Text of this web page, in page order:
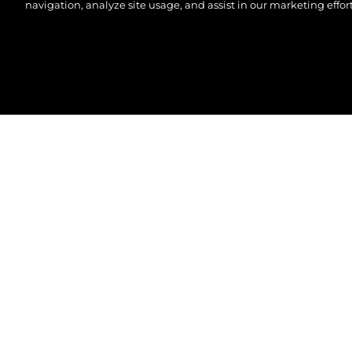
navigation, analyze site usage, and assist in our marketing